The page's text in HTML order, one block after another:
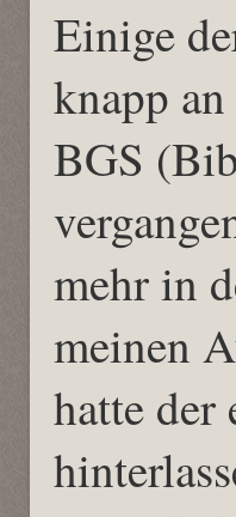
Einige
knapp an
BGS
mehr in
meinen
hatte der